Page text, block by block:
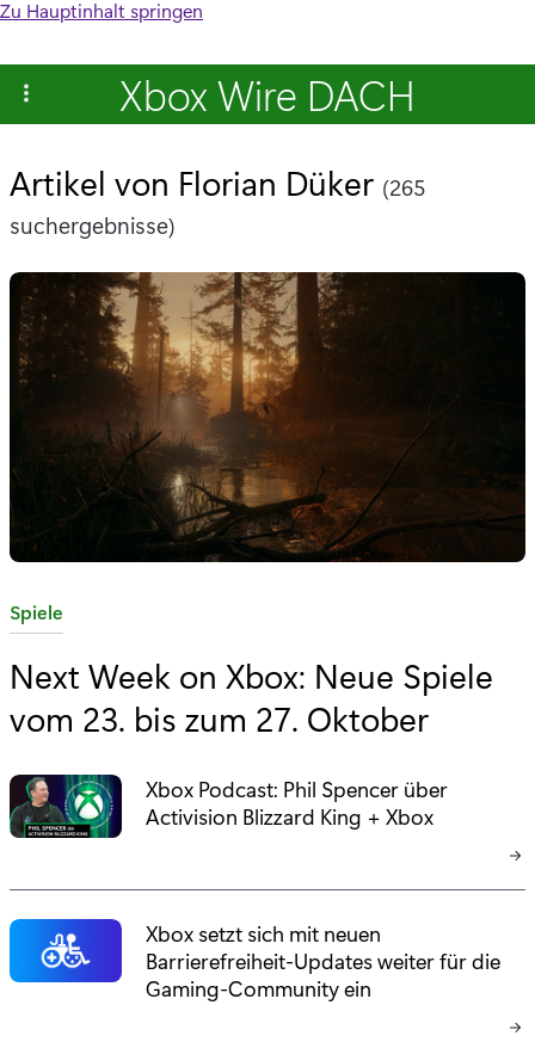
Zu Hauptinhalt springen
Xbox Wire DACH
Artikel von Florian Düker (265
suchergebnisse)
K
t
g
o
r
i
Spiele
Next Week on Xbox: Neue Spiele
vom 23. bis zum 27. Oktober
Xbox Podcast: Phil Spencer über
Activision Blizzard King + Xbox
Xbox setzt sich mit neuen
Barrierefreiheit-Updates weiter für die
Gaming-Community ein